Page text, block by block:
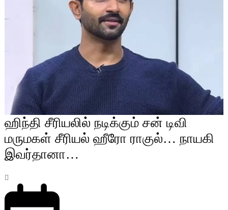
ஹிந்தி சீரியலில் நடிக்கும் சன் டிவி
மருமகள் சீரியல் ஹீரோ ராகுல்… நாயகி
இவர்தானா…